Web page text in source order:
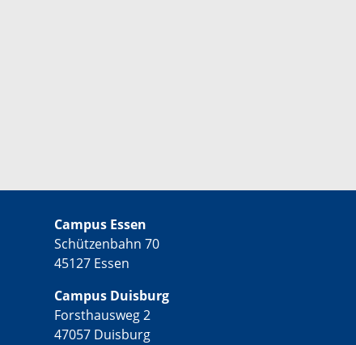
Campus Essen
Schützenbahn 70
45127 Essen
Campus Duisburg
Forsthausweg 2
47057 Duisburg